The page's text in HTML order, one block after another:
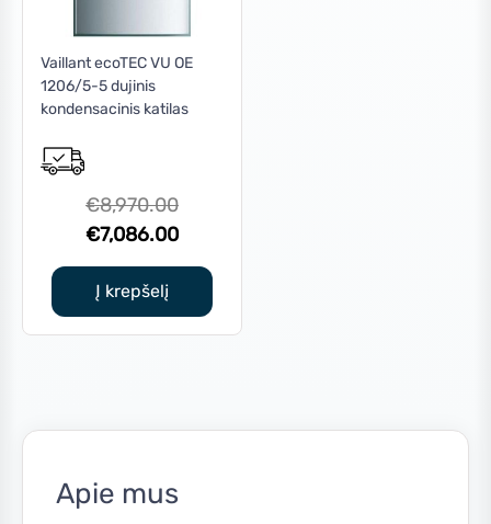
Kaina: €7,080— €7,090
Vaillant ecoTEC VU OE
1206/5-5 dujinis
kondensacinis katilas
€8,970.00Original
price
was:
€7,086.00Current
price
€7,086.00.
Į krepšelį
Apie mus